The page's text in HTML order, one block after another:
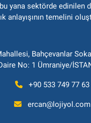
bu yana sektörde edinilen
anlayışının temelini
Bahçevanlar
No: 1 Ümraniye/
+90 533 749 77 63
ercan@lojiyol.com